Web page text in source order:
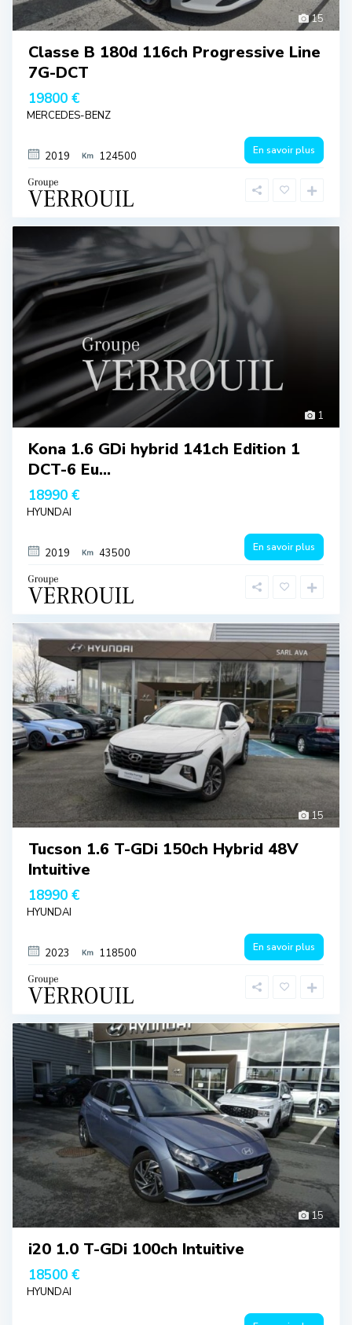
15
Classe B 180d 116ch Progressive Line
7G-DCT
19800 €
MERCEDES-BENZ
2019 124500 En savoir plus
1
Kona 1.6 GDi hybrid 141ch Edition 1
DCT-6 Eu...
18990 €
HYUNDAI
2019 43500 En savoir plus
15
Tucson 1.6 T-GDi 150ch Hybrid 48V
Intuitive
18990 €
HYUNDAI
2023 118500 En savoir plus
15
i20 1.0 T-GDi 100ch Intuitive
18500 €
HYUNDAI